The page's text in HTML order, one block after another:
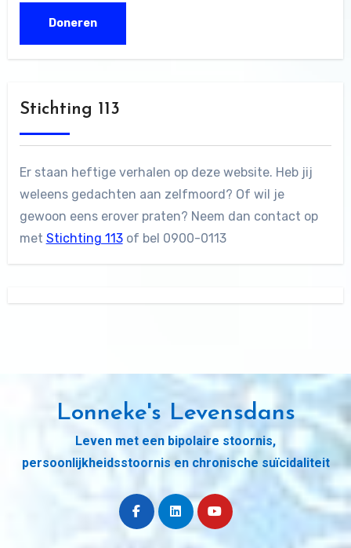
Stichting 113
Er staan heftige verhalen op deze website. Heb jij
weleens gedachten aan zelfmoord? Of wil je
gewoon eens erover praten? Neem dan contact op
met Stichting 113of bel 0900-0113
Lonneke's Levensdans
Leven met een bipolaire stoornis,
persoonlijkheidsstoornis en chronische suïcidaliteit